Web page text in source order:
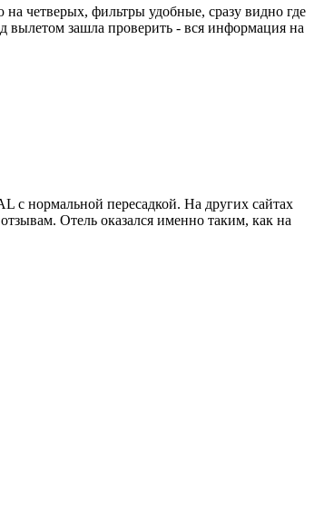
четверых, фильтры удобные, сразу видно где
вылетом зашла проверить - вся информация на
нормальной пересадкой. На других сайтах
Отель оказался именно таким, как на